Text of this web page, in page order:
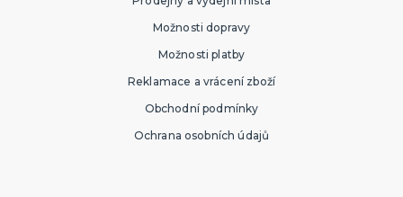
Možnosti dopravy
Možnosti platby
Reklamace a vrácení zboží
Obchodní podmínky
Ochrana osobních údajů